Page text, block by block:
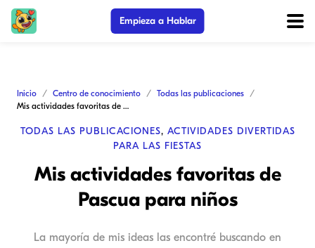
Empieza a Hablar
Inicio Centro de conocimiento
Todas las publicaciones
Mis actividades favoritas de Pascua para niños
TODAS LAS PUBLICACIONES, ACTIVIDADES DIVERTIDAS
PARA LAS FIESTAS
Mis actividades favoritas de
Pascua para niños
La mayoría de mis ideas las encontré buscando en